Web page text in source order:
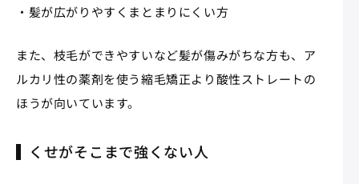
・髪が広がりやすくまとまりにくい方
また、枝毛ができやすいなど髪が傷みがちな方も、ア
ルカリ性の薬剤を使う縮毛矯正より酸性ストレートの
ほうが向いています。
くせがそこまで強くない人